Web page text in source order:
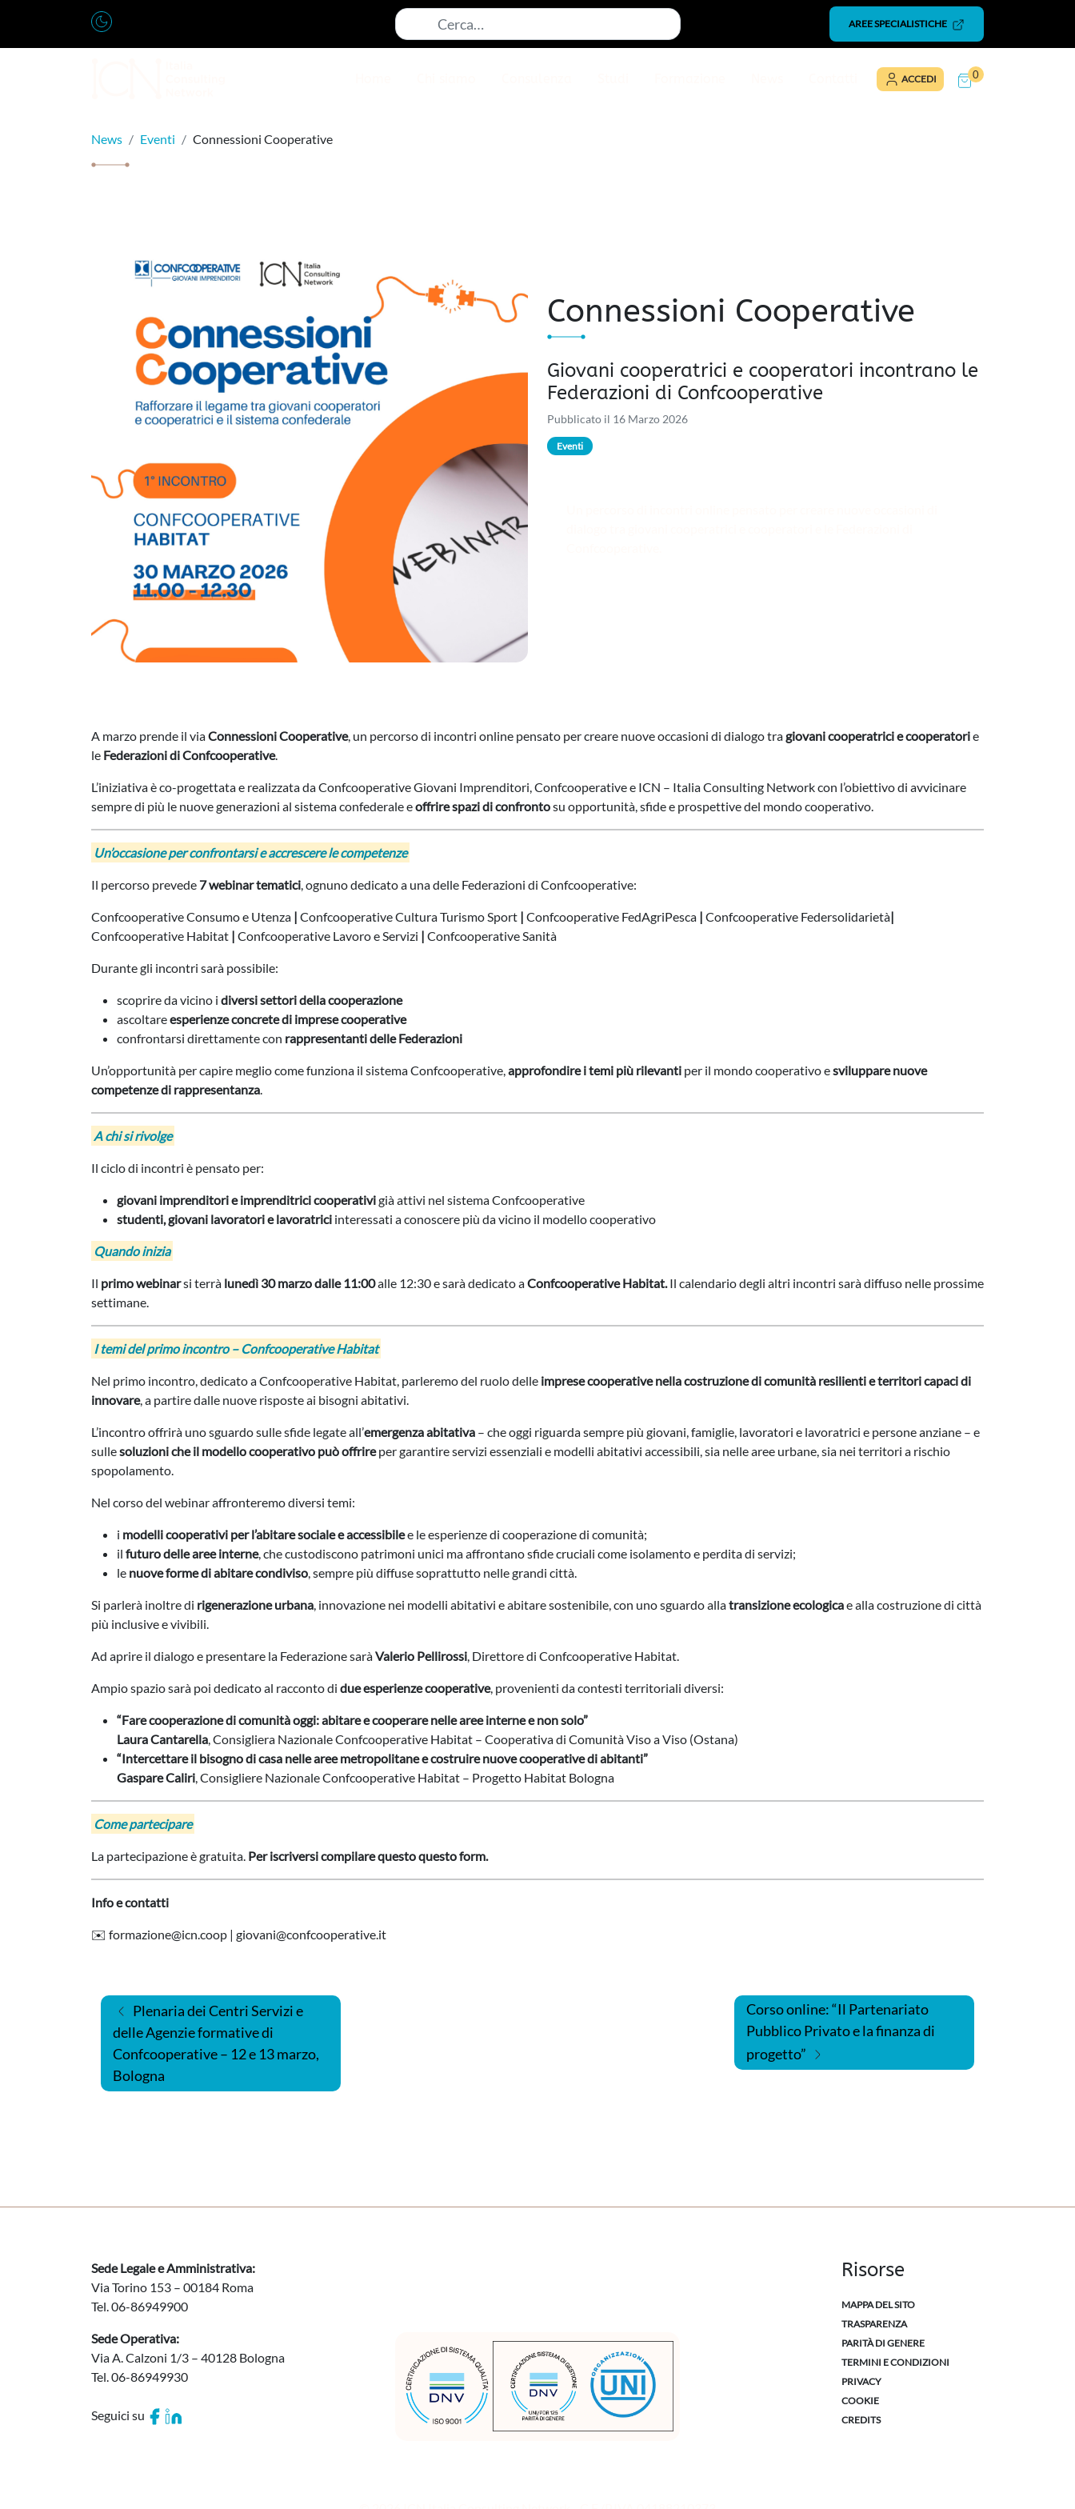
Cerca: AREE SPECIALISTICHE
ACCEDI 0
News Eventi Connessioni Cooperative
Connessioni Cooperative
Giovani cooperatrici e cooperatori incontrano le
Federazioni di Confcooperative
Pubblicato il 16 Marzo 2026
Eventi
A marzo prende il viaConnessioni Cooperative, un percorso di incontri online pensato per creare nuove occasioni di dialogo tragiovani cooperatrici e cooperatorie
le Federazioni di Confcooperative.
L’iniziativa è co-progettata e realizzata da Confcooperative Giovani Imprenditori, Confcooperative e ICN – Italia Consulting Network con l’obiettivo di avvicinare
sempre di più le nuove generazioni al sistema confederale eoffrire spazi di confrontosu opportunità, sfide e prospettive del mondo cooperativo.
Un’occasione per confrontarsi e accrescere le competenze
Il percorso prevede 7 webinar tematici, ognuno dedicato a una delle Federazioni di Confcooperative:
Confcooperative Consumo e Utenza | Confcooperative Cultura Turismo Sport | Confcooperative FedAgriPesca | Confcooperative Federsolidarietà|
Confcooperative Habitat | Confcooperative Lavoro e Servizi | Confcooperative Sanità
Durante gli incontri sarà possibile:
scoprire da vicino i diversi settori della cooperazione
ascoltareesperienze concrete di imprese cooperative
confrontarsi direttamente con rappresentanti delle Federazioni
Un’opportunità per capire meglio come funziona il sistema Confcooperative,approfondire i temi più rilevanti per il mondo cooperativo esviluppare nuove
competenze di rappresentanza.
A chi si rivolge
Il ciclo di incontri è pensato per:
giovani imprenditori e imprenditrici cooperativigià attivi nel sistema Confcooperative
studenti, giovani lavoratori e lavoratrici interessati a conoscere più da vicino il modello cooperativo
Quando inizia
Il primo webinarsi terrà lunedì 30 marzo dalle 11:00alle 12:30 e sarà dedicato aConfcooperative Habitat.Il calendario degli altri incontri sarà diffuso nelle prossime
settimane.
I temi del primo incontro – Confcooperative Habitat
Nel primo incontro, dedicato aConfcooperative Habitat, parleremo del ruolo delle imprese cooperative nella costruzione di comunità resilienti e territori capaci di
innovare, a partire dalle nuove risposte ai bisogni abitativi.
L’incontro offrirà uno sguardo sulle sfide legate all’emergenza abitativa – che oggi riguarda sempre più giovani, famiglie, lavoratori e lavoratrici e persone anziane – e
sullesoluzioni che il modello cooperativo può offrireper garantire servizi essenziali e modelli abitativi accessibili, sia nelle aree urbane, sia nei territori a rischio
spopolamento.
Nel corso del webinar affronteremo diversi temi:
i modelli cooperativi per l’abitare sociale e accessibilee le esperienze di cooperazione di comunità;
il futuro delle aree interne, che custodiscono patrimoni unici ma affrontano sfide cruciali come isolamento e perdita di servizi;
le nuove forme di abitare condiviso, sempre più diffuse soprattutto nelle grandi città.
Si parlerà inoltre di rigenerazione urbana, innovazione nei modelli abitativi e abitare sostenibile, con uno sguardo allatransizione ecologicae alla costruzione di città
più inclusive e vivibili.
Ad aprire il dialogo e presentare la Federazione saràValerio Pellirossi, Direttore di Confcooperative Habitat.
Ampio spazio sarà poi dedicato al racconto di due esperienze cooperative, provenienti da contesti territoriali diversi:
“Fare cooperazione di comunità oggi: abitare e cooperare nelle aree interne e non solo”
Laura Cantarella, Consigliera Nazionale Confcooperative Habitat – Cooperativa di Comunità Viso a Viso (Ostana)
“Intercettare il bisogno di casa nelle aree metropolitane e costruire nuove cooperative di abitanti”
Gaspare Caliri, Consigliere Nazionale Confcooperative Habitat – Progetto Habitat Bologna
Come partecipare
La partecipazione è gratuita. Per iscriversi compilare questoquesto form.
Info e contatti
✉️ formazione@icn.coop | giovani@confcooperative.it
Navigazione articoli
Plenaria dei Centri Servizi e
delle Agenzie formative di
Confcooperative – 12 e 13 marzo,
Bologna
Corso online: “Il Partenariato
Pubblico Privato e la finanza di
progetto”
Sede Legale e Amministrativa:
Via Torino 153 – 00184 Roma
Tel. 06-86949900
Sede Operativa:
Via A. Calzoni 1/3 – 40128 Bologna
Tel. 06-86949930
Seguici su
Risorse
MAPPA DEL SITO
TRASPARENZA
PARITÀ DI GENERE
TERMINI E CONDIZIONI
PRIVACY
COOKIE
CREDITS